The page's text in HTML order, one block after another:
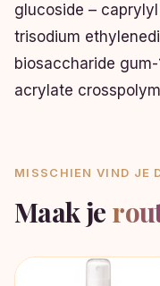
glucoside –
trisodium
biosaccharide
acrylate
MISSCHIEN VIND JE
Maak je